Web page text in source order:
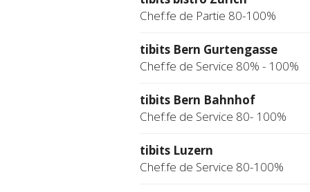
Chef:fe de Partie 80-100%
tibits Bern Gurtengasse
Chef:fe de Service 80% - 100%
tibits Bern Bahnhof
Chef:fe de Service 80- 100%
tibits Luzern
Chef:fe de Service 80-100%